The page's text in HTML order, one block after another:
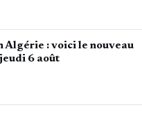
Algérie : voici le nouveau
6 août